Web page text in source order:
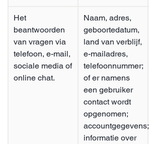
Het
beantwoorden
van vragen via
telefoon, e-mail,
sociale media of
online chat.
Naam, adres,
geboortedatum,
land van verblijf,
e-mailadres,
telefoonnummer;
of er namens
een gebruiker
contact wordt
opgenomen;
accountgegevens;
informatie over